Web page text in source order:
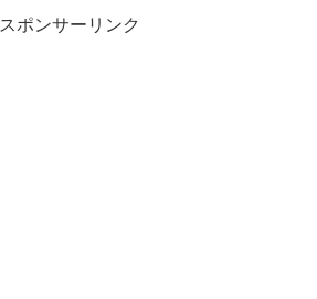
スポンサーリンク